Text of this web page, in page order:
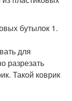
бутылок 1.
для
разрезать
Такой коврик